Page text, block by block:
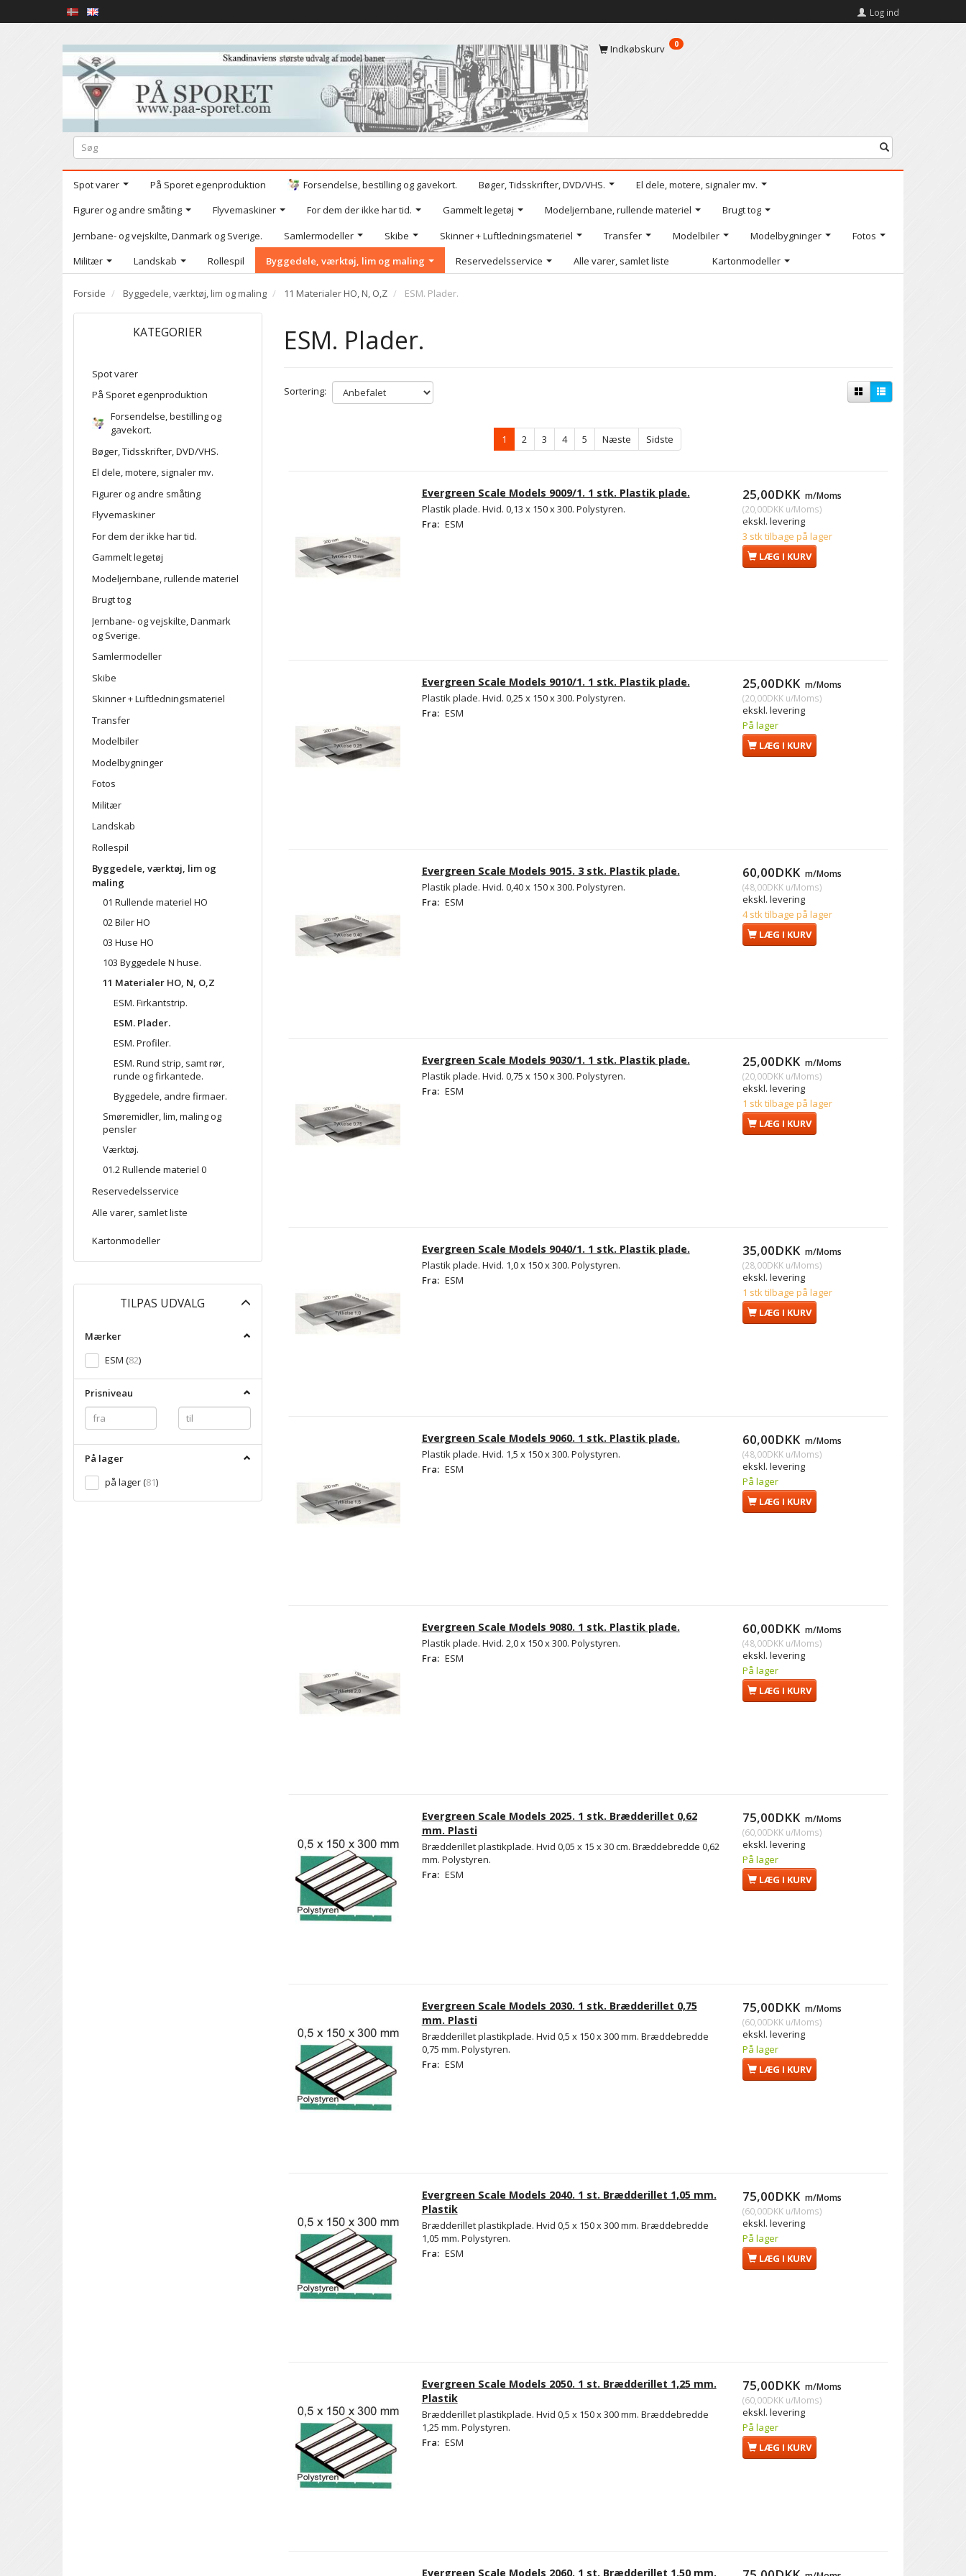
Log ind
Indkøbskurv 0
Spot varer På Sporet egenproduktion Forsendelse, bestilling og gavekort. Bøger, Tidsskrifter, DVD/VHS.
El dele, motere, signaler mv.
Figurer og andre småting
Flyvemaskiner For dem der ikke har tid. Gammelt legetøj Modeljernbane, rullende materiel
Brugt tog
Jernbane- og vejskilte, Danmark og Sverige.
Samlermodeller Skibe Skinner + Luftledningsmateriel Transfer Modelbiler Modelbygninger
Fotos
Militær
Landskab Rollespil Byggedele, værktøj, lim og maling Reservedelsservice Alle varer, samlet liste Kartonmodeller
Forside Byggedele, værktøj, lim og maling 11 Materialer HO, N, O,Z ESM. Plader.
KATEGORIER
Spot varer
På Sporet egenproduktion
Forsendelse, bestilling og
gavekort.
Bøger, Tidsskrifter, DVD/VHS.
El dele, motere, signaler mv.
Figurer og andre småting
Flyvemaskiner
For dem der ikke har tid.
Gammelt legetøj
Modeljernbane, rullende materiel
Brugt tog
Jernbane- og vejskilte, Danmark
og Sverige.
Samlermodeller
Skibe
Skinner + Luftledningsmateriel
Transfer
Modelbiler
Modelbygninger
Fotos
Militær
Landskab
Rollespil
Byggedele, værktøj, lim og
maling
01 Rullende materiel HO
02 Biler HO
03 Huse HO
103 Byggedele N huse.
11 Materialer HO, N, O,Z
ESM. Firkantstrip.
ESM. Plader.
ESM. Profiler.
ESM. Rund strip, samt rør,
runde og firkantede.
Byggedele, andre firmaer.
Smøremidler, lim, maling og
pensler
Værktøj.
01.2 Rullende materiel 0
Reservedelsservice
Alle varer, samlet liste
Kartonmodeller
TILPAS UDVALG
Mærker
ESM (82)
Prisniveau
På lager
på lager(81)
ESM. Plader.
Sortering:
1 2 3 4 5 Næste Sidste
Evergreen Scale Models 9009/1. 1 stk. Plastik plade.
Plastik plade. Hvid. 0,13 x 150 x 300. Polystyren.
Fra: ESM
25,00DKK m/Moms
(20,00DKKu/Moms)
ekskl. levering
3 stk tilbage på lager
LÆG I KURV
Evergreen Scale Models 9010/1. 1 stk. Plastik plade.
Plastik plade. Hvid. 0,25 x 150 x 300. Polystyren.
Fra: ESM
25,00DKK m/Moms
(20,00DKKu/Moms)
ekskl. levering
På lager
LÆG I KURV
Evergreen Scale Models 9015. 3 stk. Plastik plade.
Plastik plade. Hvid. 0,40 x 150 x 300. Polystyren.
Fra: ESM
60,00DKK m/Moms
(48,00DKKu/Moms)
ekskl. levering
4 stk tilbage på lager
LÆG I KURV
Evergreen Scale Models 9030/1. 1 stk. Plastik plade.
Plastik plade. Hvid. 0,75 x 150 x 300. Polystyren.
Fra: ESM
25,00DKK m/Moms
(20,00DKKu/Moms)
ekskl. levering
1 stk tilbage på lager
LÆG I KURV
Evergreen Scale Models 9040/1. 1 stk. Plastik plade.
Plastik plade. Hvid. 1,0 x 150 x 300. Polystyren.
Fra: ESM
35,00DKK m/Moms
(28,00DKKu/Moms)
ekskl. levering
1 stk tilbage på lager
LÆG I KURV
Evergreen Scale Models 9060. 1 stk. Plastik plade.
Plastik plade. Hvid. 1,5 x 150 x 300. Polystyren.
Fra: ESM
60,00DKK m/Moms
(48,00DKKu/Moms)
ekskl. levering
På lager
LÆG I KURV
Evergreen Scale Models 9080. 1 stk. Plastik plade.
Plastik plade. Hvid. 2,0 x 150 x 300. Polystyren.
Fra: ESM
60,00DKK m/Moms
(48,00DKKu/Moms)
ekskl. levering
På lager
LÆG I KURV
Evergreen Scale Models 2025. 1 stk. Brædderillet 0,62
mm. Plasti
Brædderillet plastikplade. Hvid 0,05 x 15 x 30 cm. Bræddebredde 0,62
mm. Polystyren.
Fra: ESM
75,00DKK m/Moms
(60,00DKKu/Moms)
ekskl. levering
På lager
LÆG I KURV
Evergreen Scale Models 2030. 1 stk. Brædderillet 0,75
mm. Plasti
Brædderillet plastikplade. Hvid 0,5 x 150 x 300 mm. Bræddebredde
0,75 mm. Polystyren.
Fra: ESM
75,00DKK m/Moms
(60,00DKKu/Moms)
ekskl. levering
På lager
LÆG I KURV
Evergreen Scale Models 2040. 1 st. Brædderillet 1,05 mm.
Plastik
Brædderillet plastikplade. Hvid 0,5 x 150 x 300 mm. Bræddebredde
1,05 mm. Polystyren.
Fra: ESM
75,00DKK m/Moms
(60,00DKKu/Moms)
ekskl. levering
På lager
LÆG I KURV
Evergreen Scale Models 2050. 1 st. Brædderillet 1,25 mm.
Plastik
Brædderillet plastikplade. Hvid 0,5 x 150 x 300 mm. Bræddebredde
1,25 mm. Polystyren.
Fra: ESM
75,00DKK m/Moms
(60,00DKKu/Moms)
ekskl. levering
På lager
LÆG I KURV
Evergreen Scale Models 2060. 1 st. Brædderillet 1,50 mm.